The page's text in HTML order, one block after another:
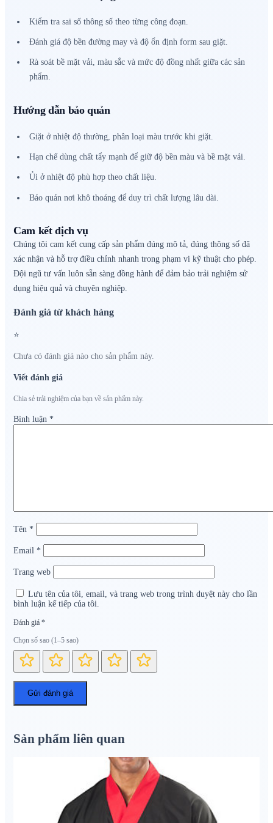
Kiểm tra sai số thông số theo từng công đoạn.
Đánh giá độ bền đường may và độ ổn định form sau giặt.
Rà soát bề mặt vải, màu sắc và mức độ đồng nhất giữa các sản
phẩm.
Hướng dẫn bảo quản
Giặt ở nhiệt độ thường, phân loại màu trước khi giặt.
Hạn chế dùng chất tẩy mạnh để giữ độ bền màu và bề mặt vải.
Ủi ở nhiệt độ phù hợp theo chất liệu.
Bảo quản nơi khô thoáng để duy trì chất lượng lâu dài.
Cam kết dịch vụ
Chúng tôi cam kết cung cấp sản phẩm đúng mô tả, đúng thông số đã
xác nhận và hỗ trợ điều chỉnh nhanh trong phạm vi kỹ thuật cho phép.
Đội ngũ tư vấn luôn sẵn sàng đồng hành để đảm bảo trải nghiệm sử
dụng hiệu quả và chuyên nghiệp.
Đánh giá từ khách hàng
⭐
Chưa có đánh giá nào cho sản phẩm này.
Viết đánh giá
Chia sẻ trải nghiệm của bạn về sản phẩm này.
Bình luận *
Tên *
Email *
Trang web
Lưu tên của tôi, email, và trang web trong trình duyệt này cho lần
bình luận kế tiếp của tôi.
Đánh giá *
Chọn số sao (1–5 sao)
Sản phẩm liên quan